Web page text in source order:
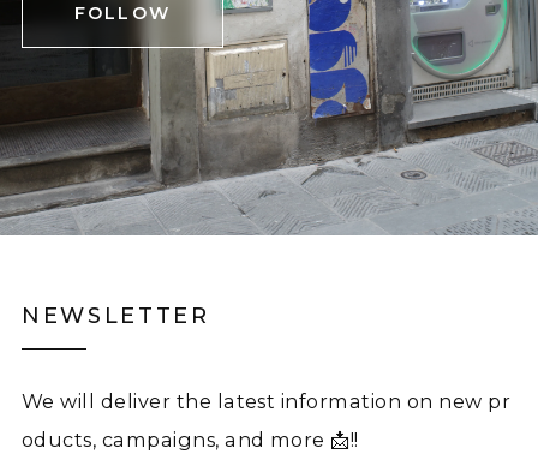
FOLLOW
NEWSLETTER
We will deliver the latest information on new pr
oducts, campaigns, and more 📩!!